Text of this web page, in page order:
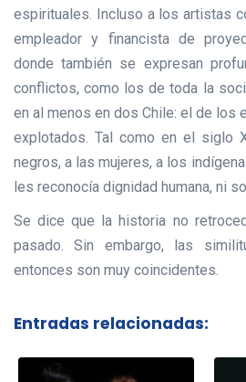
espirituales. Incluso a los artistas
empleador y financista de
donde también se expresan
conflictos, como los de toda la
en al menos en dos Chile: el de los
explotados. Tal como en el siglo
negros, a las mujeres, a los
les reconocía dignidad humana, ni
Se dice que la historia no
pasado. Sin embargo, las
entonces son muy coincidentes.
Entradas relacionadas: